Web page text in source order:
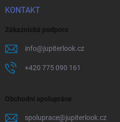
KONTAKT
Zákaznická podpora
info@jupiterlook.cz
+420 775 090 161
Obchodní spolupráce
spoluprace@jupiterlook.cz